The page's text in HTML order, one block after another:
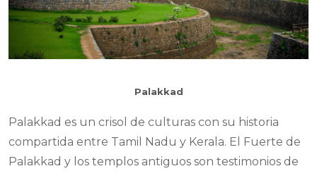
Palakkad
Palakkad es un crisol de culturas con su historia
compartida entre Tamil Nadu y Kerala. El Fuerte de
Palakkad y los templos antiguos son testimonios de